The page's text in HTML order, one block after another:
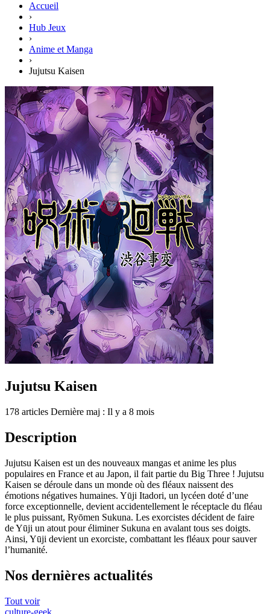
Accueil
›
Hub Jeux
›
Anime et Manga
›
Jujutsu Kaisen
Jujutsu Kaisen
178 articles Dernière maj : Il y a 8 mois
Description
Jujutsu Kaisen est un des nouveaux mangas et anime les plus
populaires en France et au Japon, il fait partie du Big Three ! Jujutsu
Kaisen se déroule dans un monde où des fléaux naissent des
émotions négatives humaines. Yūji Itadori, un lycéen doté d’une
force exceptionnelle, devient accidentellement le réceptacle du fléau
le plus puissant, Ryōmen Sukuna. Les exorcistes décident de faire
de Yūji un atout pour éliminer Sukuna en avalant tous ses doigts.
Ainsi, Yūji devient un exorciste, combattant les fléaux pour sauver
l’humanité.
Nos dernières actualités
Tout voir
culture-geek